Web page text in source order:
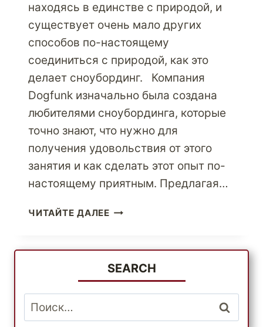
находясь в единстве с природой, и
существует очень мало других
способов по-настоящему
соединиться с природой, как это
делает сноубординг. Компания
Dogfunk изначально была создана
любителями сноубординга, которые
точно знают, что нужно для
получения удовольствия от этого
занятия и как сделать этот опыт по-
настоящему приятным. Предлагая…
ЧИТАЙТЕ ДАЛЕЕНИКТО
ЛУЧШЕЙ
СНОУБОРДИЧЕСКОЙ
МУДРОСТИ,
ЧЕМ
SEARCH
Найти: